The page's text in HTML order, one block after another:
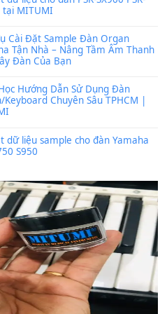
Trang hợp âm chưa cập
KháchtrongLỡ làng
30 Tháng 9, 2025
BÀI MỚI VIẾT
Th7
ban nhạc, ca sĩ.
Th7
SX920 tại MITUMI
07
Dịch Vụ Cài Đặt
Yamaha Tận Nhà –
Cho Cây Đàn Của Bạn
26
Th6
Khóa Học Hướng Dẫn
Organ/Keyboard
MITUMI